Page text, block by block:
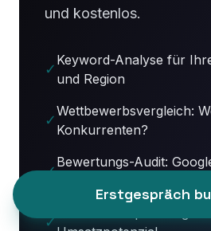
und kostenlos.
✓
Keyword-Analyse für
und Region
✓
Wettbewerbsvergleich:
Konkurrenten?
✓
Bewertungs-Audit:
✓
Erstgespräch